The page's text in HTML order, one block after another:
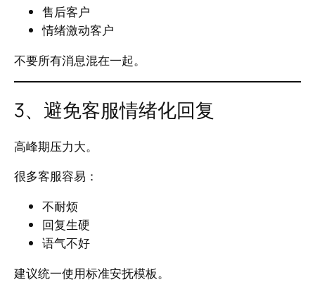
售后客户
情绪激动客户
不要所有消息混在一起。
3、避免客服情绪化回复
高峰期压力大。
很多客服容易：
不耐烦
回复生硬
语气不好
建议统一使用标准安抚模板。